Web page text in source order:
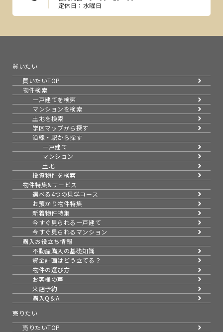
定休日：水曜日
買いたい
買いたいTOP
物件検索
一戸建てを検索
マンションを検索
土地を検索
学区マップから探す
沿線・駅から探す
一戸建て
マンション
土地
投資物件を検索
物件特集&サービス
選べる4つの見学コース
お預かり物件特集
新着物件特集
今すぐ見られる一戸建て
今すぐ見られるマンション
購入お役立ち情報
不動産購入の基礎知識
資金計画はどう立てる？
物件の選び方
お客様の声
来店予約
購入Q＆A
売りたい
売りたいTOP